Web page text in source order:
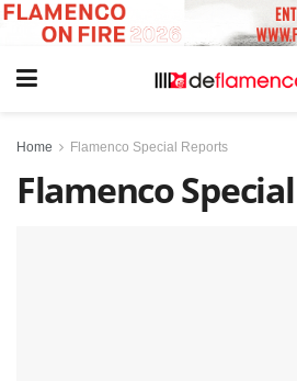
Home Flamenco Special Reports
Flamenco